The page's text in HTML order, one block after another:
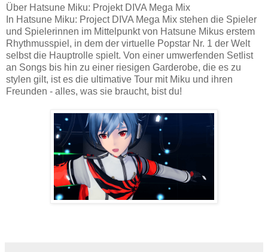
Über Hatsune Miku: Projekt DIVA Mega Mix
In Hatsune Miku: Project DIVA Mega Mix stehen die Spieler
und Spielerinnen im Mittelpunkt von Hatsune Mikus erstem
Rhythmusspiel, in dem der virtuelle Popstar Nr. 1 der Welt
selbst die Hauptrolle spielt. Von einer umwerfenden Setlist
an Songs bis hin zu einer riesigen Garderobe, die es zu
stylen gilt, ist es die ultimative Tour mit Miku und ihren
Freunden - alles, was sie braucht, bist du!